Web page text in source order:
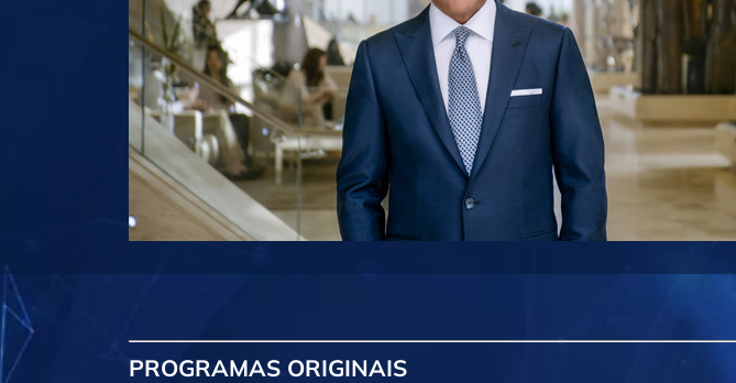
PROGRAMAS ORIGINAIS